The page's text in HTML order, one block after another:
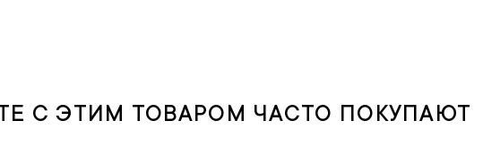
С ЭТИМ ТОВАРОМ ЧАСТО ПОКУПАЮТ